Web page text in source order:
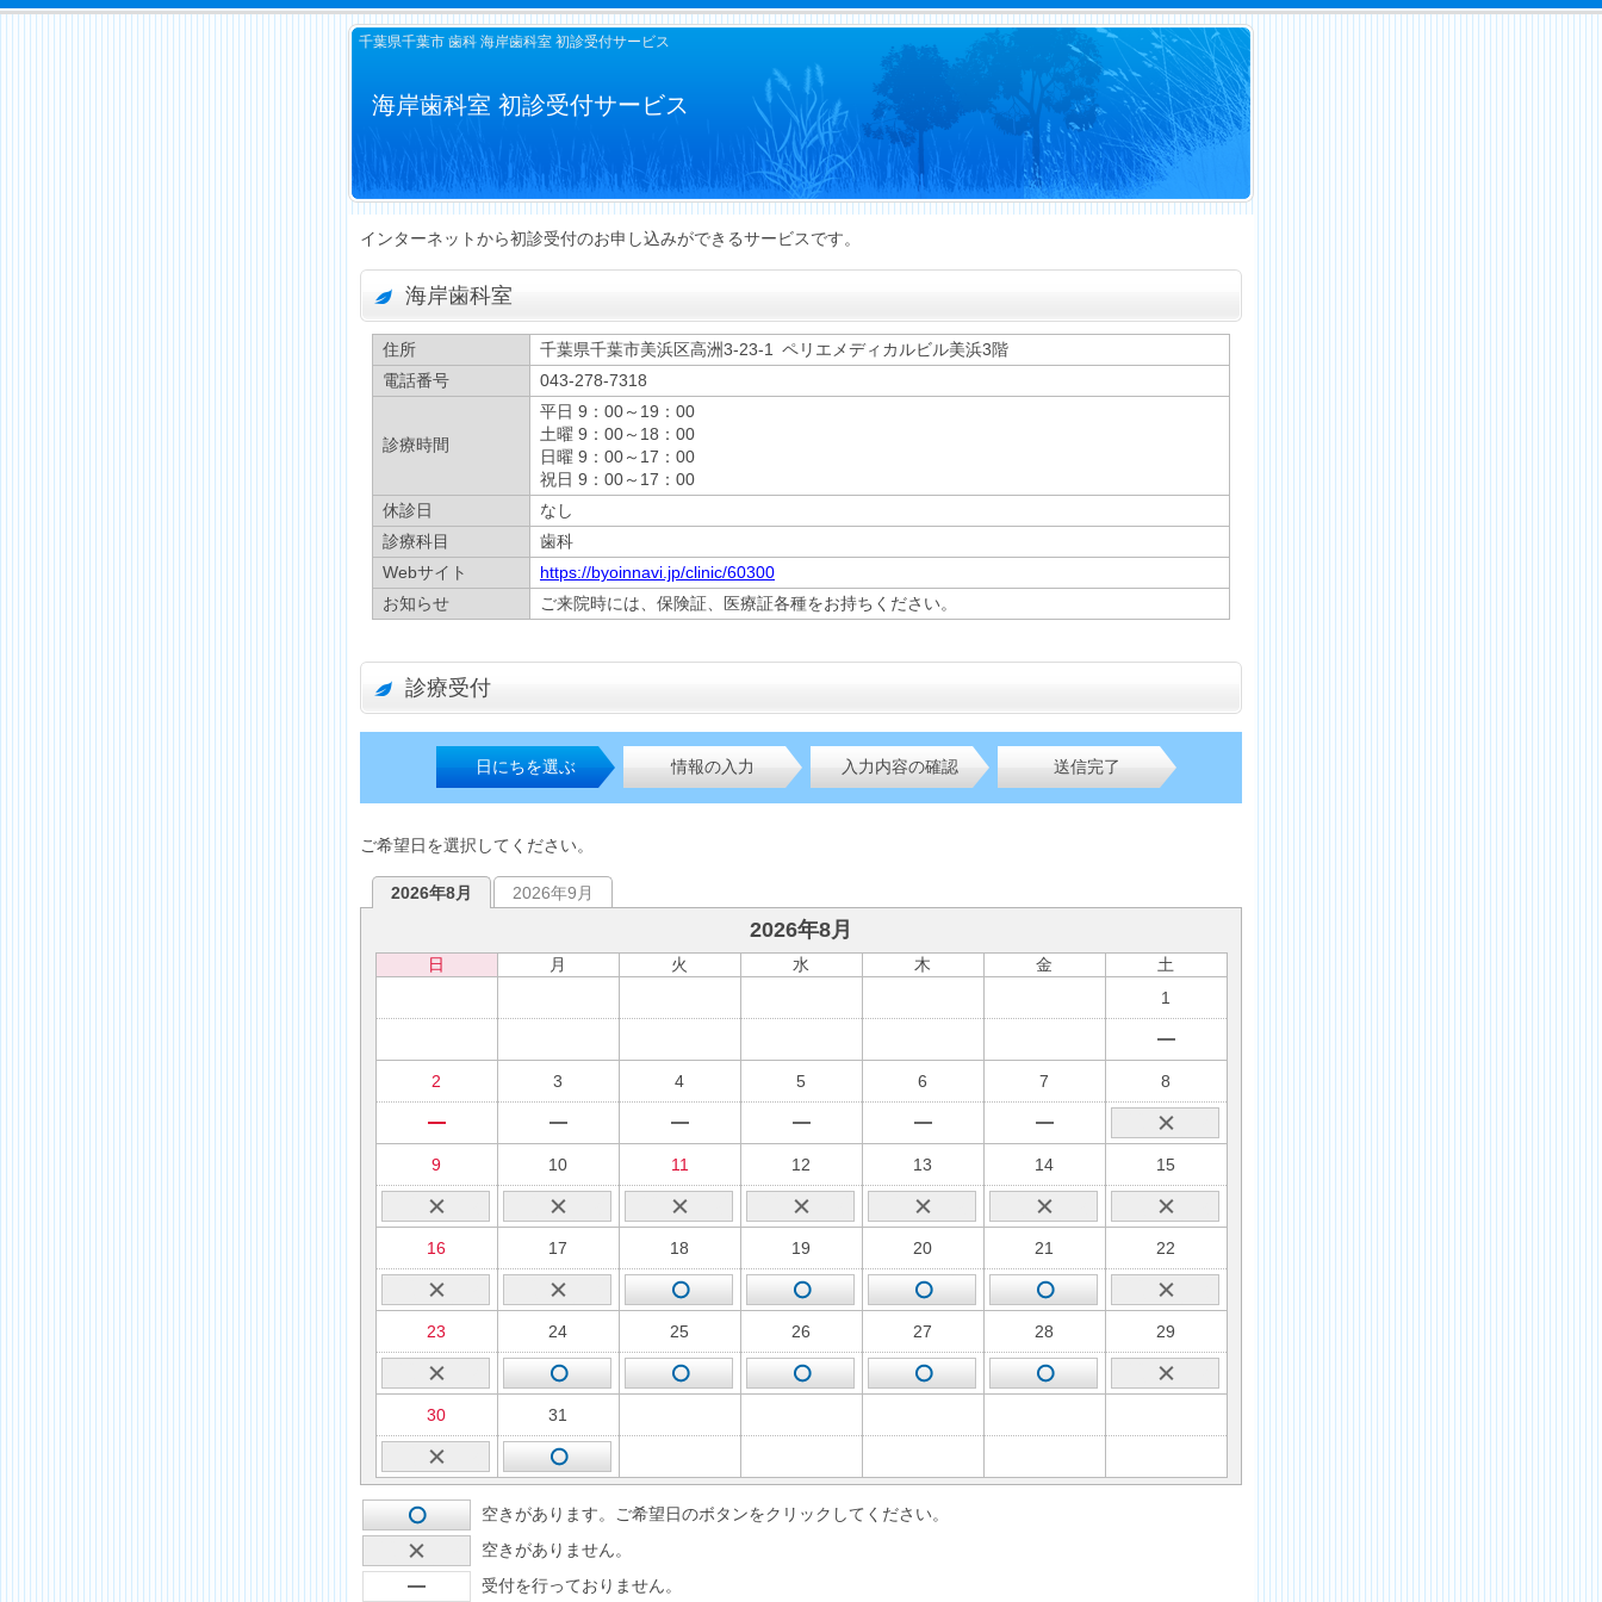
千葉県千葉市 歯科 海岸歯科室 初診受付サービス
海岸歯科室 初診受付サービス
インターネットから初診受付のお申し込みができるサービスです。
海岸歯科室
住所
千葉県千葉市美浜区高洲3-23-1 ペリエメディカルビル美浜3階
電話番号
043-278-7318
診療時間
平日 9：00～19：00
土曜 9：00～18：00
日曜 9：00～17：00
祝日 9：00～17：00
休診日
なし
診療科目
歯科
Webサイト
https://byoinnavi.jp/clinic/60300
お知らせ
ご来院時には、保険証、医療証各種をお持ちください。
診療受付
日にちを選ぶ 情報の入力 入力内容の確認 送信完了
ご希望日を選択してください。
2026年8月 2026年9月
2026年8月
日 月 火 水 木 金
土
1
2 3 4 5 6 7 8
9 10 11 12 13 14 15
16 17 18 19 20 21 22
23 24 25 26 27 28 29
30 31
空きがあります。ご希望日のボタンをクリックしてください。
空きがありません。
受付を行っておりません。